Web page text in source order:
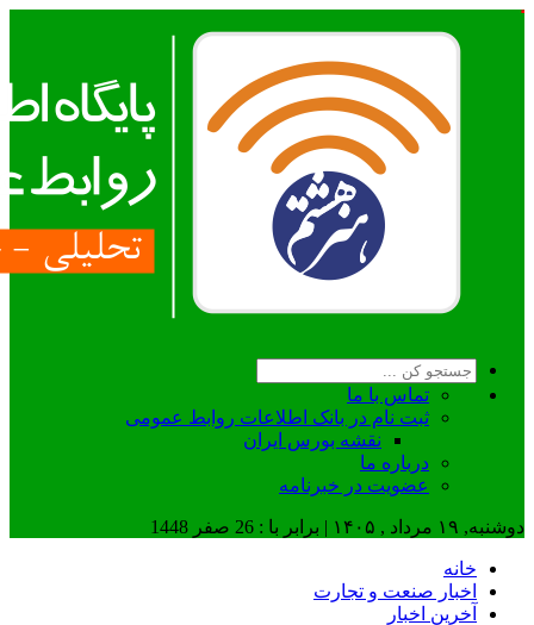
تماس با ما
ثبت نام در بانک اطلاعات روابط عمومی
نقشه بورس ایران
درباره ما
عضويت در خبرنامه
دوشنبه, ۱۹ مرداد , ۱۴۰۵ | برابر با : 26 صفر 1448
خانه
اخبار صنعت و تجارت
آخرین اخبار